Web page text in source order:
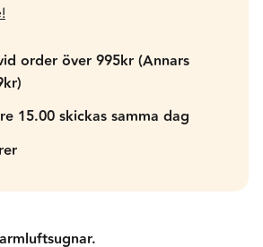
order över 995kr (Annars
15.00 skickas samma dag